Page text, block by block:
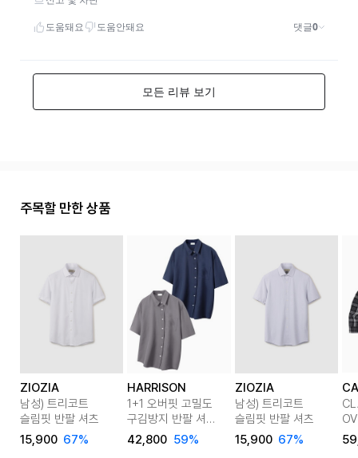
주목할 만한 상품
ZIOZIA
남성) 트리코트
슬림핏 반팔 셔츠
15,900 67%
HARRISON
1+1 오버핏 고밀도
구김방지 반팔 셔츠
307 JEK1057
42,800 59%
ZIOZIA
남성) 트리코트
슬림핏 반팔 셔츠
15,900 67%